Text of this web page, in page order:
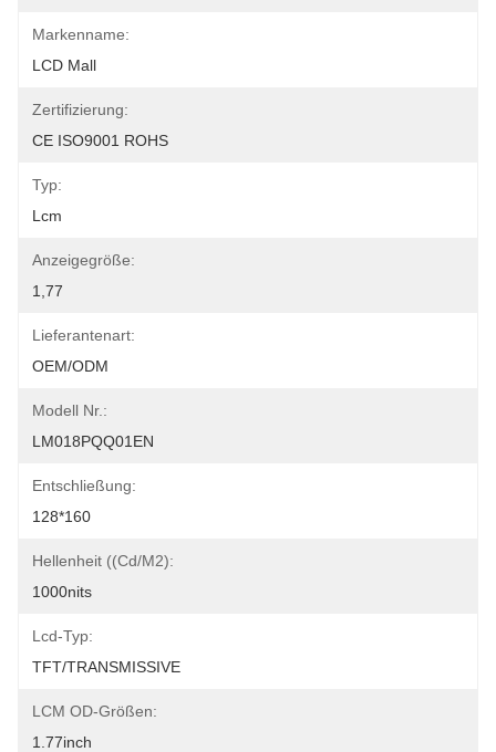
Markenname:
LCD Mall
Zertifizierung:
CE ISO9001 ROHS
Typ:
Lcm
Anzeigegröße:
1,77
Lieferantenart:
OEM/ODM
Modell Nr.:
LM018PQQ01EN
Entschließung:
128*160
Hellenheit ((cd/m2):
1000nits
Lcd-Typ:
TFT/TRANSMISSIVE
LCM OD-Größen:
1.77inch